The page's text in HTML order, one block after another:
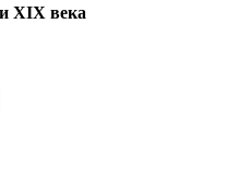
XIX века